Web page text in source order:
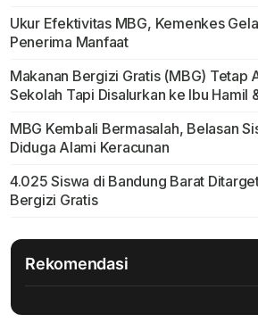
Ukur Efektivitas MBG, Kemenkes
Penerima Manfaat
Makanan Bergizi Gratis (MBG) Tetap
Sekolah Tapi Disalurkan ke Ibu Hamil
MBG Kembali Bermasalah, Belasan
Diduga Alami Keracunan
4.025 Siswa di Bandung Barat
Bergizi Gratis
Rekomendasi